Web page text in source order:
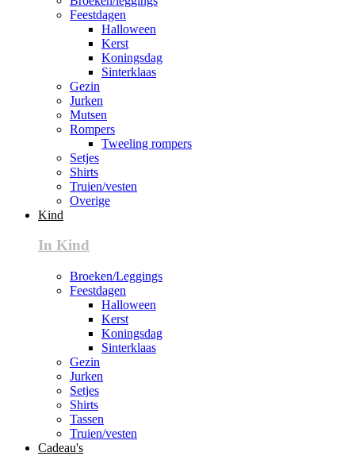
Feestdagen
Halloween
Kerst
Koningsdag
Sinterklaas
Gezin
Jurken
Mutsen
Rompers
Tweeling rompers
Setjes
Shirts
Truien/vesten
Overige
Kind
In Kind
Broeken/Leggings
Feestdagen
Halloween
Kerst
Koningsdag
Sinterklaas
Gezin
Jurken
Setjes
Shirts
Tassen
Truien/vesten
Cadeau's